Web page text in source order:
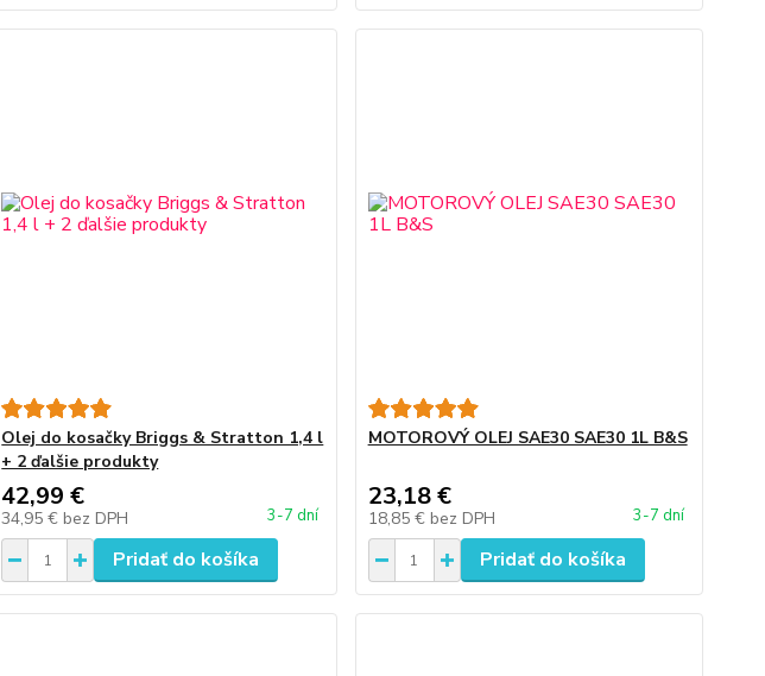
Olej do kosačky Briggs & Stratton 1,4 l
+ 2 ďalšie produkty
42,99 €
34,95 € bez DPH 3-7 dní
Pridať do košíka
MOTOROVÝ OLEJ SAE30 SAE30 1L B&S
23,18 €
18,85 € bez DPH 3-7 dní
Pridať do košíka